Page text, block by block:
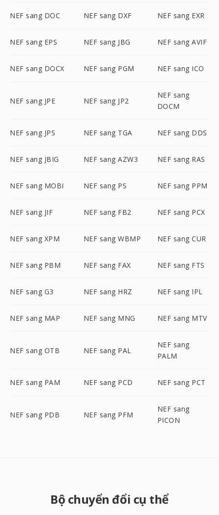
NEF sang DOC NEF sang DXF NEF sang EXR
NEF sang EPS NEF sang JBG NEF sang AVIF
NEF sang DOCX NEF sang PGM NEF sang ICO
NEF sang JPE NEF sang JP2
NEF sang
DOCM
NEF sang JPS NEF sang TGA NEF sang DDS
NEF sang JBIG NEF sang AZW3 NEF sang RAS
NEF sang MOBI NEF sang PS NEF sang PPM
NEF sang JIF NEF sang FB2 NEF sang PCX
NEF sang XPM NEF sang WBMP NEF sang CUR
NEF sang PBM NEF sang FAX NEF sang FTS
NEF sang G3 NEF sang HRZ NEF sang IPL
NEF sang MAP NEF sang MNG NEF sang MTV
NEF sang OTB NEF sang PAL
NEF sang
PALM
NEF sang PAM NEF sang PCD NEF sang PCT
NEF sang PDB NEF sang PFM
NEF sang
PICON
Bộ chuyển đổi cụ thể